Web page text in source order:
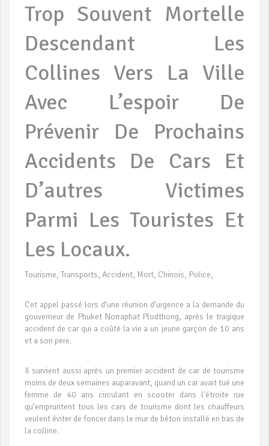
Trop Souvent Mortelle
Descendant Les
Collines Vers La Ville
Avec L’espoir De
Prévenir De Prochains
Accidents De Cars Et
D’autres Victimes
Parmi Les Touristes Et
Les Locaux.
Tourisme, Transports, Accident, Mort, Chinois, Police,
Cet appel passé lors d’une réunion d’urgence a la demande du
gouverneur de Phuket Norraphat Plodthong, après le tragique
accident de car qui a coûté la vie a un jeune garçon de 10 ans
et a son pere.
Il survient aussi après un premier accident de car de tourisme
moins de deux semaines auparavant, quand un car avait tué une
femme de 40 ans circulant en scooter dans l'étroite rue
qu’empruntent tous les cars de tourisme dont les chauffeurs
veulent éviter de foncer dans le mur de béton installé en bas de
la colline.